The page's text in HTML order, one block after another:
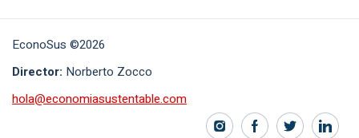
EconoSus ©2026
Director: Norberto Zocco
hola@economiasustentable.com